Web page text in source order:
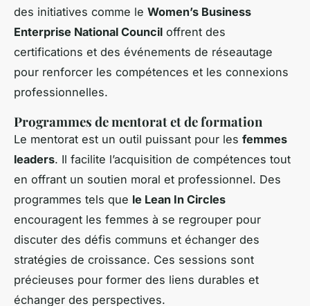
des initiatives comme le Women’s Business
Enterprise National Council offrent des
certifications et des événements de réseautage
pour renforcer les compétences et les connexions
professionnelles.
Programmes de mentorat et de formation
Le mentorat est un outil puissant pour les femmes
leaders. Il facilite l’acquisition de compétences tout
en offrant un soutien moral et professionnel. Des
programmes tels que le Lean In Circles
encouragent les femmes à se regrouper pour
discuter des défis communs et échanger des
stratégies de croissance. Ces sessions sont
précieuses pour former des liens durables et
échanger des perspectives.